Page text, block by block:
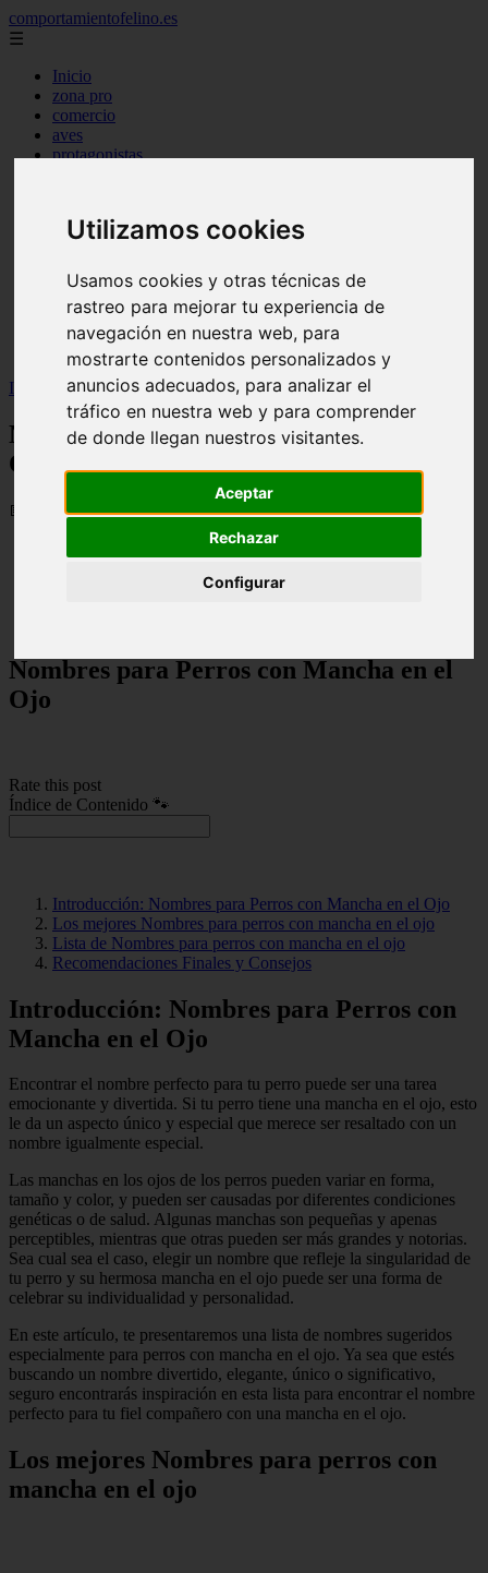
Utilizamos cookies
Usamos cookies y otras técnicas de
rastreo para mejorar tu experiencia de
navegación en nuestra web, para
mostrarte contenidos personalizados y
anuncios adecuados, para analizar el
tráfico en nuestra web y para comprender
de donde llegan nuestros visitantes.
Aceptar
Rechazar
Configurar
comportamientofelino.es
☰
Inicio
zona pro
comercio
aves
protagonistas
articulos
nombres para gatos
novedades
tablon de anuncios
uncategorized
zona pro
Inicio
gatos2 >Nombres para Perros con Mancha en el Ojo
Nombres para Perros con Mancha en el
Ojo
📅 12/06/2025
Nombres para Perros con Mancha en el Ojo
Nombres para Perros con Mancha en el
Ojo
Rate this post
Índice de Contenido 🐾
Introducción: Nombres para Perros con Mancha en el Ojo
Los mejores Nombres para perros con mancha en el ojo
Lista de Nombres para perros con mancha en el ojo
Recomendaciones Finales y Consejos
Introducción: Nombres para Perros con
Mancha en el Ojo
Encontrar el nombre perfecto para tu perro puede ser una tarea
emocionante y divertida. Si tu perro tiene una mancha en el ojo, esto
le da un aspecto único y especial que merece ser resaltado con un
nombre igualmente especial.
Las manchas en los ojos de los perros pueden variar en forma,
tamaño y color, y pueden ser causadas por diferentes condiciones
genéticas o de salud. Algunas manchas son pequeñas y apenas
perceptibles, mientras que otras pueden ser más grandes y notorias.
Sea cual sea el caso, elegir un nombre que refleje la singularidad de
tu perro y su hermosa mancha en el ojo puede ser una forma de
celebrar su individualidad y personalidad.
En este artículo, te presentaremos una lista de nombres sugeridos
especialmente para perros con mancha en el ojo. Ya sea que estés
buscando un nombre divertido, elegante, único o significativo,
seguro encontrarás inspiración en esta lista para encontrar el nombre
perfecto para tu fiel compañero con una mancha en el ojo.
Los mejores Nombres para perros con
mancha en el ojo